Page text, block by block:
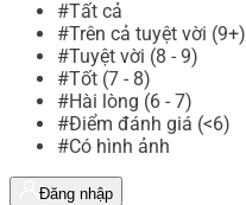
#Tất cả
#Trên cả tuyệt vời (9+)
#Tuyệt vời (8 - 9)
#Tốt (7 - 8)
#Hài lòng (6 - 7)
#Điểm đánh giá (<6)
#Có hình ảnh
Đăng nhập